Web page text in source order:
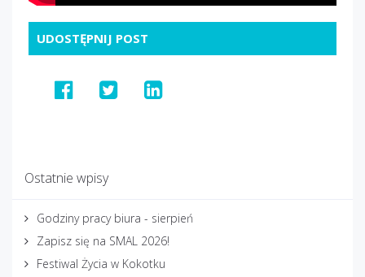
UDOSTĘPNIJ POST
Ostatnie wpisy
Godziny pracy biura - sierpień
Zapisz się na SMAL 2026!
Festiwal Życia w Kokotku